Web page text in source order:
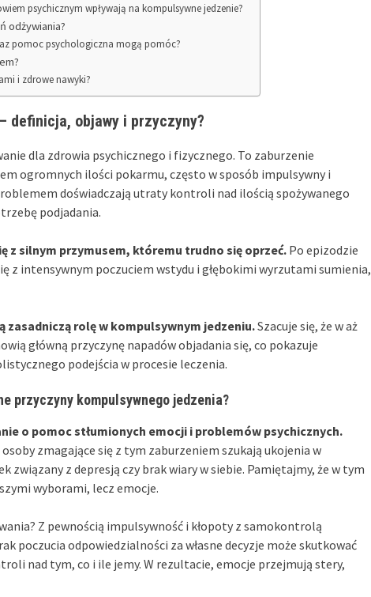
psychicznym wpływają na kompulsywne jedzenie?
odżywiania?
pomoc psychologiczna mogą pomóc?
i zdrowe nawyki?
definicja, objawy i przyczyny?
dla zdrowia psychicznego i fizycznego. To zaburzenie
ogromnych ilości pokarmu, często w sposób impulsywny i
doświadczają utraty kontroli nad ilością spożywanego
podjadania.
z silnym przymusem, któremu trudno się oprzeć.Po epizodzie
z intensywnym poczuciem wstydu i głębokimi wyrzutami sumienia,
rolę w kompulsywnym jedzeniu.Szacuje się, że w aż
główną przyczynę napadów objadania się, co pokazuje
podejścia w procesie leczenia.
przyczyny kompulsywnego jedzenia?
o pomoc stłumionych emocji i problemów psychicznych.
zmagające się z tym zaburzeniem szukają ukojenia w
związany z depresją czy brak wiary w siebie. Pamiętajmy, że w tym
wyborami, lecz emocje.
Z pewnością impulsywność i kłopoty z samokontrolą
poczucia odpowiedzialności za własne decyzje może skutkować
nad tym, co i ile jemy. W rezultacie, emocje przejmują stery,